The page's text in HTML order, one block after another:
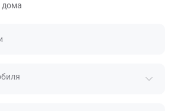
дома